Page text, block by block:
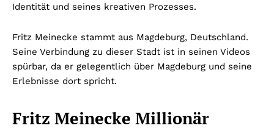
Identität und seines kreativen Prozesses.
Fritz Meinecke stammt aus Magdeburg, Deutschland.
Seine Verbindung zu dieser Stadt ist in seinen Videos
spürbar, da er gelegentlich über Magdeburg und seine
Erlebnisse dort spricht.
Fritz Meinecke Millionär